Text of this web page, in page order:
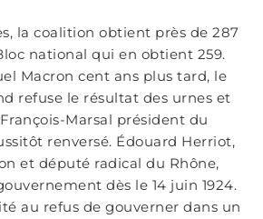
la coalition obtient près de 287
national qui en obtient 259.
Macron cent ans plus tard, le
refuse le résultat des urnes et
Marsal président du
renversé. Édouard Herriot,
et député radical du Rhône,
dès le 14 juin 1924.
au refus de gouverner dans un